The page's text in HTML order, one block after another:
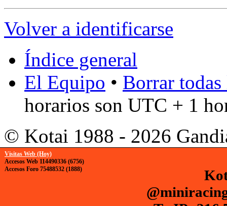
Volver a identificarse
Índice general
El Equipo • Borrar
horarios son UTC + 1
© Kotai 1988 - 2026
Visitas Web (Hoy)
Accesos Web 114490336 (6756)
Accesos Foro 75488532 (1888)